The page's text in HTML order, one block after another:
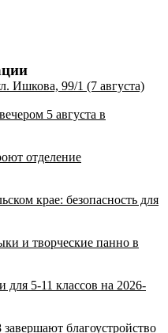
Ишкова, 99/1 (7 августа)
5 августа в
отделение
крае: безопасность для
и творческие панно в
5-11 классов на 2026-
благоустройство